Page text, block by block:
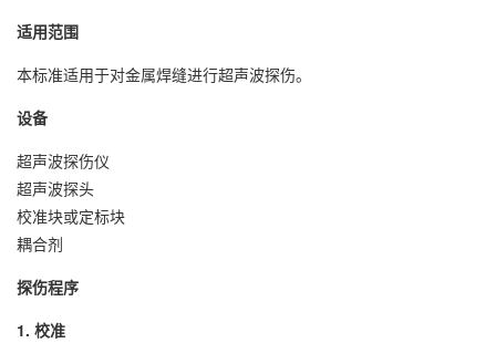
适用范围
本标准适用于对金属焊缝进行超声波探伤。
设备
超声波探伤仪
超声波探头
校准块或定标块
耦合剂
探伤程序
1. 校准